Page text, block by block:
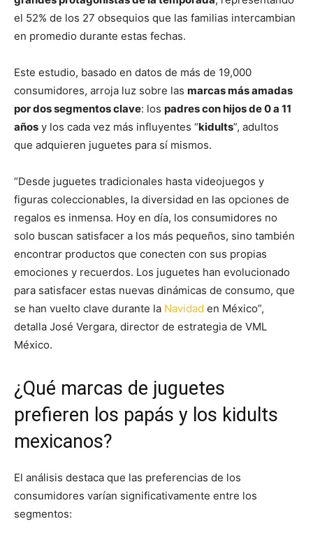
el 52% de los 27 obsequios que las familias intercambian
en promedio durante estas fechas.
Este estudio, basado en datos de más de 19,000
consumidores, arroja luz sobre las marcas más amadas
por dos segmentos clave: los padres con hijos de 0 a 11
años y los cada vez más influyentes “kidults”, adultos
que adquieren juguetes para sí mismos.
“Desde juguetes tradicionales hasta videojuegos y
figuras coleccionables, la diversidad en las opciones de
regalos es inmensa. Hoy en día, los consumidores no
solo buscan satisfacer a los más pequeños, sino también
encontrar productos que conecten con sus propias
emociones y recuerdos. Los juguetes han evolucionado
para satisfacer estas nuevas dinámicas de consumo, que
se han vuelto clave durante la Navidad en México”,
detalla José Vergara, director de estrategia de VML
México.
¿Qué marcas de juguetes
prefieren los papás y los kidults
mexicanos?
El análisis destaca que las preferencias de los
consumidores varían significativamente entre los
segmentos: